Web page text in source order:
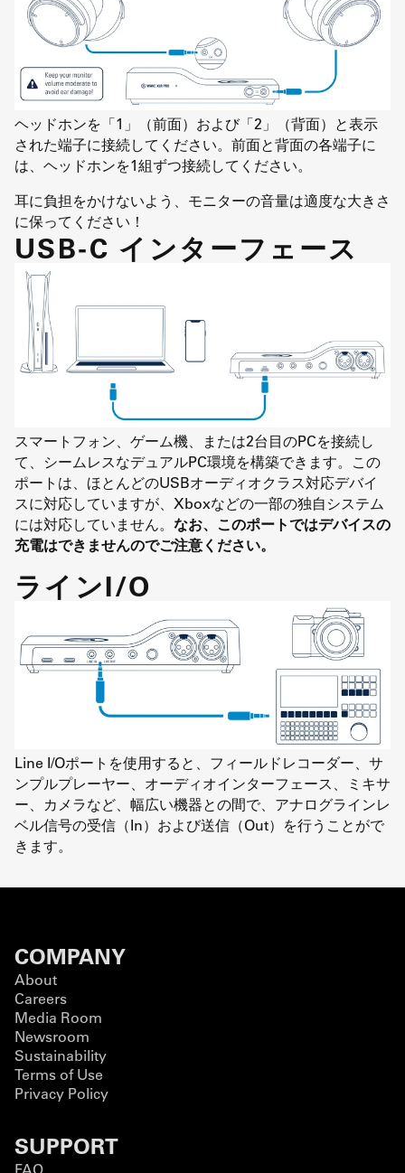
ヘッドホンを「1」（前面）および「2」（背面）と表示
された端子に接続してください。前面と背面の各端子に
は、ヘッドホンを1組ずつ接続してください。
耳に負担をかけないよう、モニターの音量は適度な大きさ
に保ってください！
USB-C インターフェース
スマートフォン、ゲーム機、または2台目のPCを接続し
て、シームレスなデュアルPC環境を構築できます。この
ポートは、ほとんどのUSBオーディオクラス対応デバイ
スに対応していますが、Xboxなどの一部の独自システム
には対応していません。 なお、このポートではデバイスの
充電はできませんのでご注意ください。
ラインI/O
Line I/Oポートを使用すると、フィールドレコーダー、サ
ンプルプレーヤー、オーディオインターフェース、ミキサ
ー、カメラなど、幅広い機器との間で、アナログラインレ
ベル信号の受信（In）および送信（Out）を行うことがで
きます。
COMPANY
About
Careers
Media Room
Newsroom
Sustainability
Terms of Use
Privacy Policy
SUPPORT